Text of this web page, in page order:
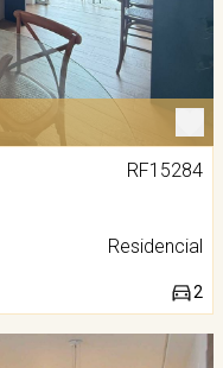
RF15284
Residencial
2